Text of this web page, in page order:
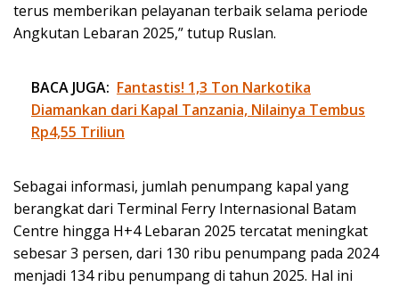
terus memberikan pelayanan terbaik selama periode
Angkutan Lebaran 2025,” tutup Ruslan.
BACA JUGA: Fantastis! 1,3 Ton Narkotika
Diamankan dari Kapal Tanzania, Nilainya Tembus
Rp4,55 Triliun
Sebagai informasi, jumlah penumpang kapal yang
berangkat dari Terminal Ferry Internasional Batam
Centre hingga H+4 Lebaran 2025 tercatat meningkat
sebesar 3 persen, dari 130 ribu penumpang pada 2024
menjadi 134 ribu penumpang di tahun 2025. Hal ini